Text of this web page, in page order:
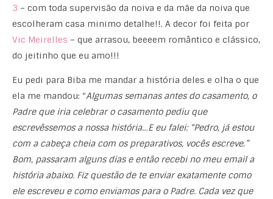
3 – com toda supervisão da noiva e da mãe da noiva que
escolheram casa minimo detalhe!!. A decor foi feita por
Vic Meirelles – que arrasou, beeeem romântico e clássico,
do jeitinho que eu amo!!!
Eu pedi para Biba me mandar a história deles e olha o que
ela me mandou: “Algumas semanas antes do casamento, o
Padre que iria celebrar o casamento pediu que
escrevêssemos a nossa história…E eu falei: “Pedro, já estou
com a cabeça cheia com os preparativos, vocês escreve.”
Bom, passaram alguns dias e então recebi no meu email a
história abaixo. Fiz questão de te enviar exatamente como
ele escreveu e como enviamos para o Padre. Cada vez que